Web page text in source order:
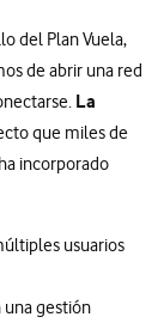
del Plan Vuela,
de abrir una red
La
que miles de
incorporado
usuarios
una gestión